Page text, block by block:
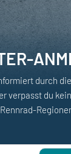
durch
verpasst du